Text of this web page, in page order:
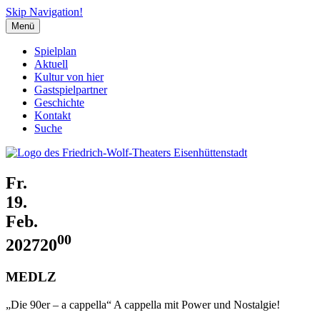
Skip Navigation!
Menü
Spielplan
Aktuell
Kultur von hier
Gastspielpartner
Geschichte
Kontakt
Suche
Fr.
19.
Feb.
20272000
MEDLZ
„Die 90er – a cappella“ A cappella mit Power und Nostalgie!